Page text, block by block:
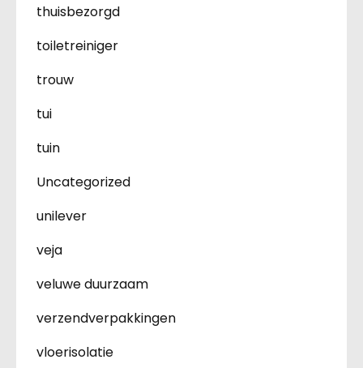
thuisbezorgd
toiletreiniger
trouw
tui
tuin
Uncategorized
unilever
veja
veluwe duurzaam
verzendverpakkingen
vloerisolatie